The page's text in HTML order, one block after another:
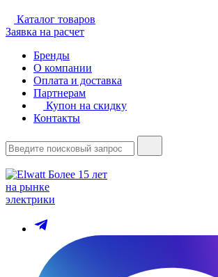
Каталог товаров
Заявка на расчет
Бренды
О компании
Оплата и доставка
Партнерам
Купон на скидку
Контакты
Более 15 лет
на рынке
электрики